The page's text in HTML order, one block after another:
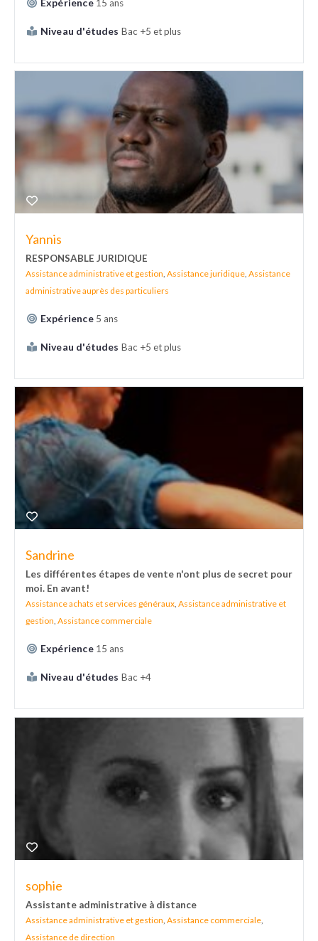
Expérience 15 ans
Niveau d'études Bac +5 et plus
Yannis
RESPONSABLE JURIDIQUE
Assistance administrative et gestion, Assistance juridique, Assistance
administrative auprès des particuliers
Expérience 5 ans
Niveau d'études Bac +5 et plus
Sandrine
Les différentes étapes de vente n'ont plus de secret pour
moi. En avant!
Assistance achats et services généraux, Assistance administrative et
gestion, Assistance commerciale
Expérience 15 ans
Niveau d'études Bac +4
sophie
Assistante administrative à distance
Assistance administrative et gestion Assistance commerciale
Assistance de direction